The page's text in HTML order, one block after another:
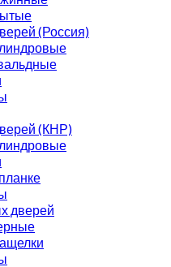
(Россия)
(КНР)
дверей